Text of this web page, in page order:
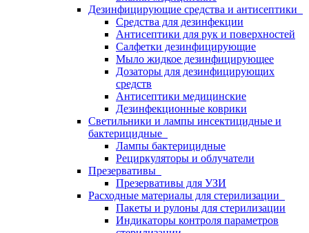
Дезинфицирующие средства и антисептики
Средства для дезинфекции
Антисептики для рук и поверхностей
Салфетки дезинфицирующие
Мыло жидкое дезинфицирующее
Дозаторы для дезинфицирующих
средств
Антисептики медицинские
Дезинфекционные коврики
Светильники и лампы инсектицидные и
бактерицидные
Лампы бактерицидные
Рециркуляторы и облучатели
Презервативы
Презервативы для УЗИ
Расходные материалы для стерилизации
Пакеты и рулоны для стерилизации
Индикаторы контроля параметров